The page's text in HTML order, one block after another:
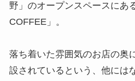
野」のオープンスペースにあ
COFFEE」。
落ち着いた雰囲気のお店の奥
設されているという、他には